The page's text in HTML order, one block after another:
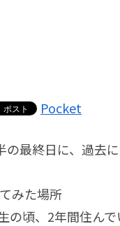
Pocket
の最終日に、過去
みた場所
の頃、2年間住ん